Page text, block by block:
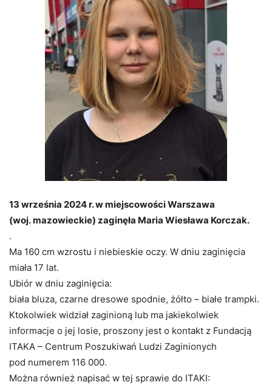
13 września 2024 r. w miejscowości Warszawa
(woj. mazowieckie) zaginęła Maria Wiesława Korczak.
.
Ma 160 cm wzrostu i niebieskie oczy. W dniu zaginięcia
miała 17 lat.
Ubiór w dniu zaginięcia:
biała bluza, czarne dresowe spodnie, żółto – białe trampki.
Ktokolwiek widział zaginioną lub ma jakiekolwiek
informacje o jej losie, proszony jest o kontakt z Fundacją
ITAKA – Centrum Poszukiwań Ludzi Zaginionych
pod numerem 116 000.
Można również napisać w tej sprawie do ITAKI: